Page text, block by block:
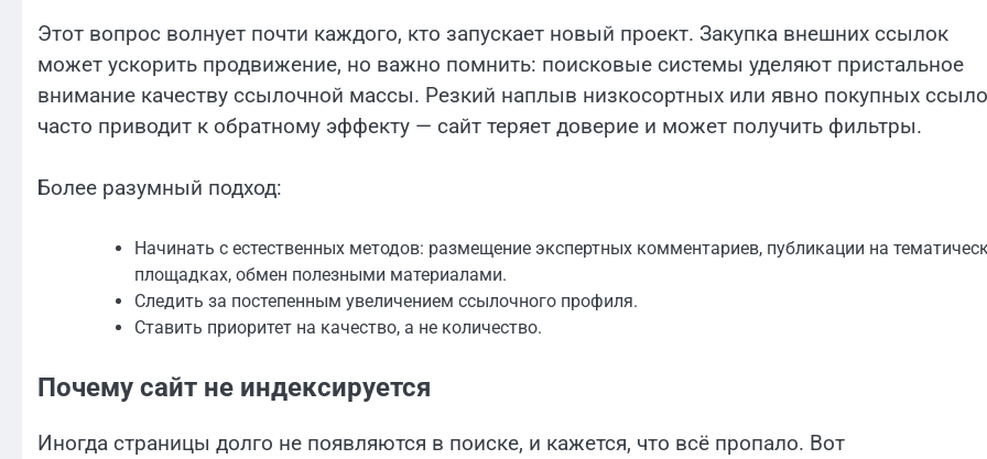
Этот вопрос волнует почти каждого, кто запускает новый проект. Закупка внешних ссылок
может ускорить продвижение, но важно помнить: поисковые системы уделяют пристальное
внимание качеству ссылочной массы. Резкий наплыв низкосортных или явно покупных
часто приводит к обратному эффекту — сайт теряет доверие и может получить фильтры.
Более разумный подход:
Начинать с естественных методов: размещение экспертных комментариев, публикации на
площадках, обмен полезными материалами.
Следить за постепенным увеличением ссылочного профиля.
Ставить приоритет на качество, а не количество.
Почему сайт не индексируется
Иногда страницы долго не появляются в поиске, и кажется, что всё пропало. Вот